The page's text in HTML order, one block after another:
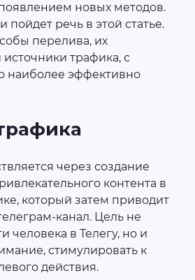
новых методов.
пойдет речь в этой статье.
перелива, их
трафика, с
наиболее эффективно
через создание
контента в
который затем приводит
канал. Цель не
человека в Телегу, но и
стимулировать к
действия.